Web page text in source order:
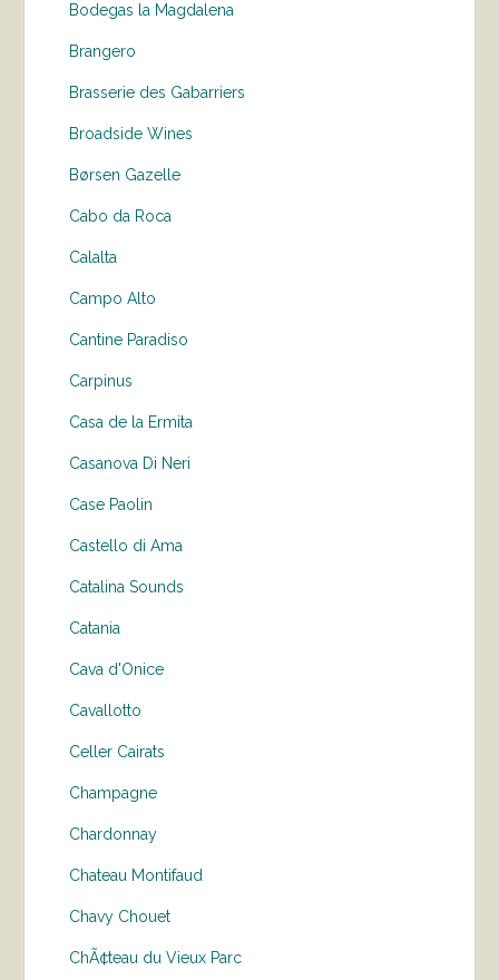
Bodegas la Magdalena
Brangero
Brasserie des Gabarriers
Broadside Wines
Børsen Gazelle
Cabo da Roca
Calalta
Campo Alto
Cantine Paradiso
Carpinus
Casa de la Ermita
Casanova Di Neri
Case Paolin
Castello di Ama
Catalina Sounds
Catania
Cava d'Onice
Cavallotto
Celler Cairats
Champagne
Chardonnay
Chateau Montifaud
Chavy Chouet
ChÃ¢teau du Vieux Parc